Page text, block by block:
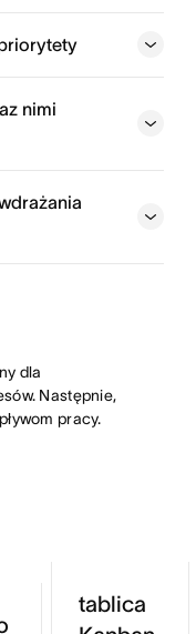
nimi
dla
Następnie,
pracy.
tablica